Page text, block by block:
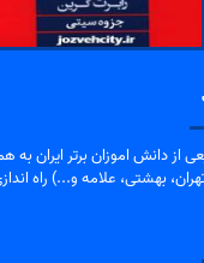
دانش اموزان برتر ایران به
بهشتی، علامه و...) راه